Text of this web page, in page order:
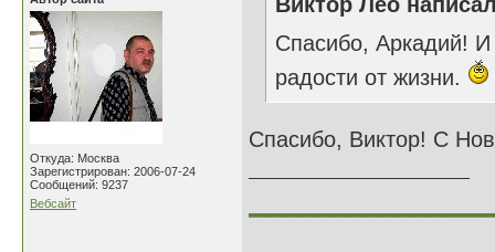
Откуда: Москва
Зарегистрирован: 2006-07-24
Сообщений: 9237
Вебсайт
Спасибо, Аркадий!
радости от жизни.
Спасибо, Виктор! С